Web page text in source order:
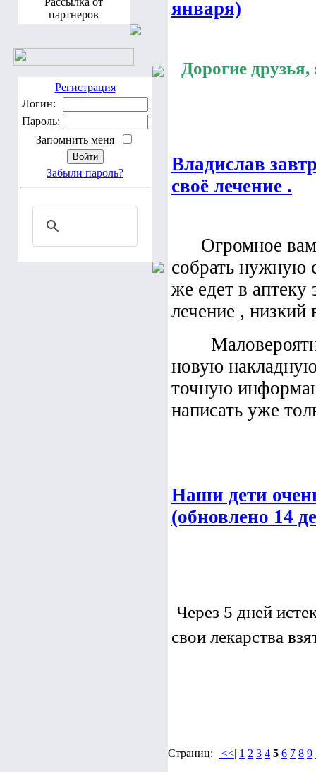
партнеров
Регистрация
Логин:
Пароль:
Запомнить меня
Забыли пароль?
января)
Дорогие друзья,
Владислав
своё лечение .
Огромное вам
собрать нужную
же едет в аптеку
лечение ,
Маловероятно
новую накладную
точную
написать уже
Наши дети
(обновлено 14
Через 5 дней
свои лекарства
Страниц: <<| 1 2 3 4 5 6 7 8 9